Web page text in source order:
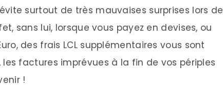
surtout de très mauvaises surprises lors de
sans lui, lorsque vous payez en devises, ou
des frais LCL supplémentaires vous sont
les factures imprévues à la fin de vos périples
!